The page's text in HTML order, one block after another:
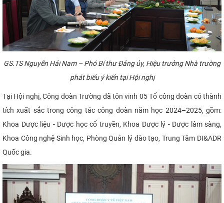
GS.TS Nguyễn Hải Nam – Phó Bí thư Đảng ủy, Hiệu trưởng Nhà trường
phát biểu ý kiến tại Hội nghị
Tại Hội nghị, Công đoàn Trường đã tôn vinh 05 Tổ công đoàn có thành
tích xuất sắc trong công tác công đoàn năm học 2024–2025, gồm:
Khoa Dược liệu - Dược học cổ truyền, Khoa Dược lý - Dược lâm sàng,
Khoa Công nghệ Sinh học, Phòng Quản lý đào tạo, Trung Tâm DI&ADR
Quốc gia.